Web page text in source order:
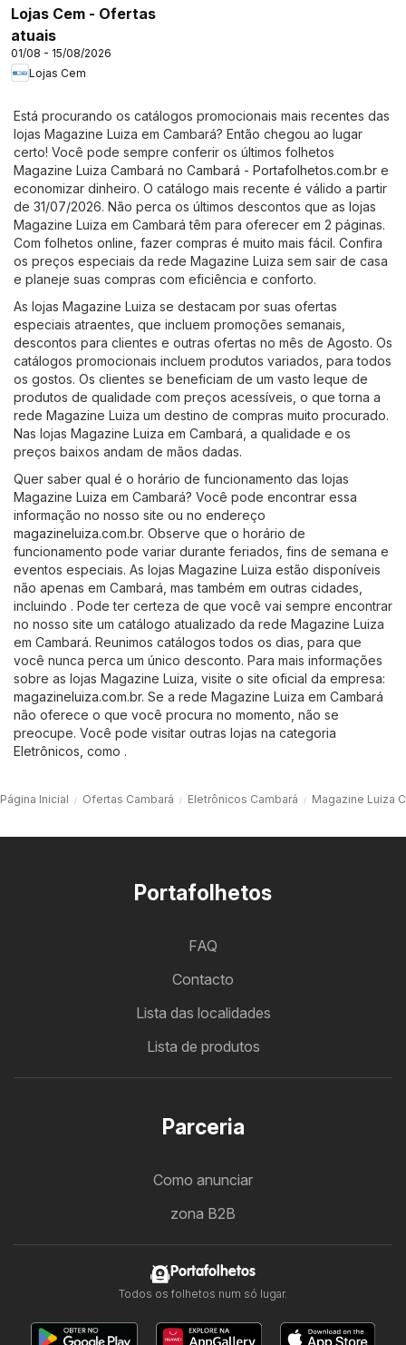
Lojas Cem - Ofertas
atuais
01/08 - 15/08/2026
Lojas Cem
Está procurando os catálogos promocionais mais recentes das
lojas Magazine Luiza em Cambará? Então chegou ao lugar
certo! Você pode sempre conferir os últimos folhetos
Magazine Luiza Cambará no Cambará - Portafolhetos.com.br e
economizar dinheiro. O catálogo mais recente é válido a partir
de 31/07/2026. Não perca os últimos descontos que as lojas
Magazine Luiza em Cambará têm para oferecer em 2 páginas.
Com folhetos online, fazer compras é muito mais fácil. Confira
os preços especiais da rede Magazine Luiza sem sair de casa
e planeje suas compras com eficiência e conforto.
As lojas Magazine Luiza se destacam por suas ofertas
especiais atraentes, que incluem promoções semanais,
descontos para clientes e outras ofertas no mês de Agosto. Os
catálogos promocionais incluem produtos variados, para todos
os gostos. Os clientes se beneficiam de um vasto leque de
produtos de qualidade com preços acessíveis, o que torna a
rede Magazine Luiza um destino de compras muito procurado.
Nas lojas Magazine Luiza em Cambará, a qualidade e os
preços baixos andam de mãos dadas.
Quer saber qual é o horário de funcionamento das lojas
Magazine Luiza em Cambará? Você pode encontrar essa
informação no nosso site ou no endereço
magazineluiza.com.br. Observe que o horário de
funcionamento pode variar durante feriados, fins de semana e
eventos especiais. As lojas Magazine Luiza estão disponíveis
não apenas em Cambará, mas também em outras cidades,
incluindo . Pode ter certeza de que você vai sempre encontrar
no nosso site um catálogo atualizado da rede Magazine Luiza
em Cambará. Reunimos catálogos todos os dias, para que
você nunca perca um único desconto. Para mais informações
sobre as lojas Magazine Luiza, visite o site oficial da empresa:
magazineluiza.com.br. Se a rede Magazine Luiza em Cambará
não oferece o que você procura no momento, não se
preocupe. Você pode visitar outras lojas na categoria
Eletrônicos , como .
Página Inicial Ofertas Cambará Eletrônicos Cambará Magazine Luiza
Portafolhetos
FAQ
Contacto
Lista das localidades
Lista de produtos
Parceria
Como anunciar
zona B2B
Portafolhetos
Todos os folhetos num só lugar.